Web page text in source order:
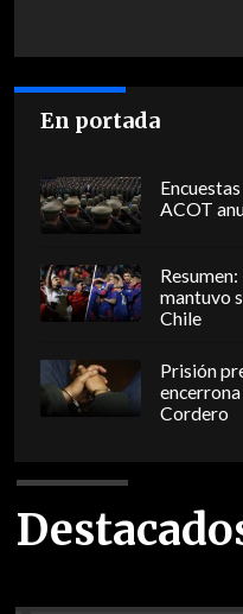
En portada
ACOT
mantuvo
Chile
Prisión
Cordero